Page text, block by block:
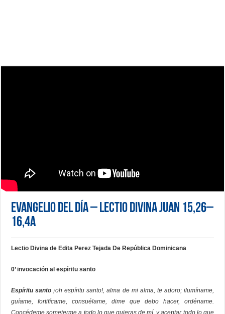
Evangelio del día – Lectio Divina Juan 15,26–
16,4a
Lectio Divina de Edita Perez Tejada De República Dominicana
0’ invocación al espíritu santo
Espíritu santo ¡oh espíritu santo!, alma de mi alma, te adoro; ilumíname,
guíame, fortifícame, consuélame, dime que debo hacer, ordéname.